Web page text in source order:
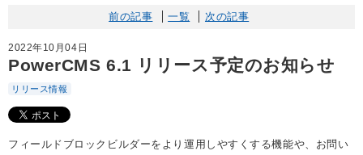
前の記事 一覧 次の記事
2022年10月04日
PowerCMS 6.1 リリース予定のお知らせ
リリース情報
フィールドブロックビルダーをより運用しやすくする機能や、お問い